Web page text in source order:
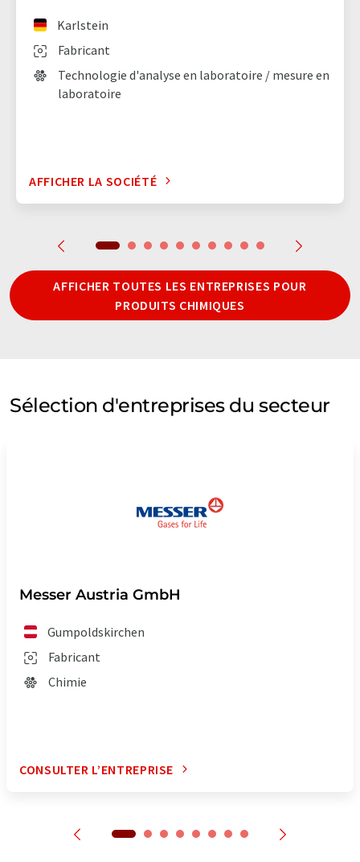
Fabricant
Karlstein
Technologie d'analyse en laboratoire / mesure en
laboratoire
AFFICHER LA SOCIÉTÉ
AFFICHER TOUTES LES ENTREPRISES POUR
PRODUITS CHIMIQUES
Sélection d'entreprises du secteur
Messer Austria GmbH
Gumpoldskirchen
Fabricant
Chimie
CONSULTER L’ENTREPRISE